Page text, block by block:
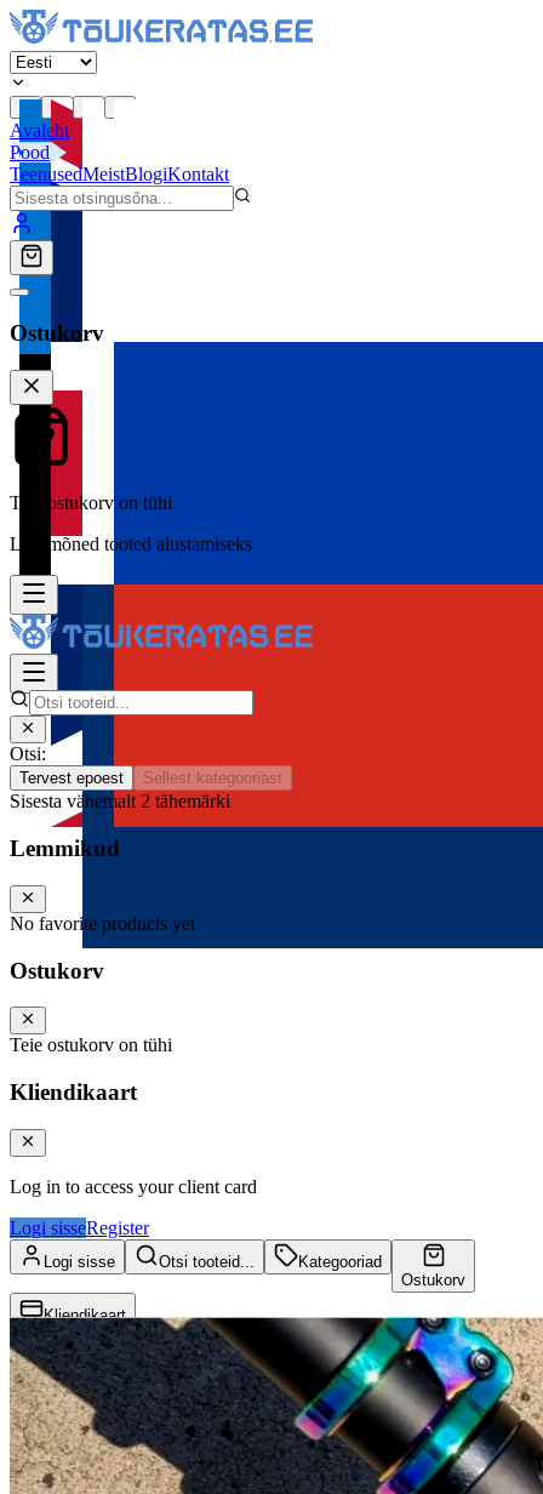
Avaleht
Pood
TeenusedMeistBlogiKontakt
Ostukorv
Teie ostukorv on tühi
Lisa mõned tooted alustamiseks
Otsi:
Tervest epoest Sellest kategooriast
Sisesta vähemalt 2 tähemärki
Lemmikud
No favorite products yet
Ostukorv
Teie ostukorv on tühi
Kliendikaart
Log in to access your client card
Logi sisseRegister
Logi sisse Otsi tooteid...
Kategooriad
Ostukorv
Kliendikaart